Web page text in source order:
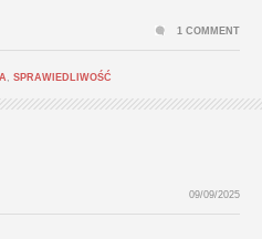
SPRAWIEDLIWOŚĆ
1 COMMENT
09/09/2025